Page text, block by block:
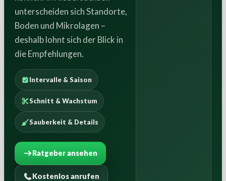
unterscheiden sich Standorte,
Boden und Mikrolagen –
deshalb lohnt sich der Blick in
die Empfehlungen.
Intervalle & Saison
Schnitt & Wachstum
Sauberkeit & Details
Ratgeber ansehen
Kostenlos anrufen